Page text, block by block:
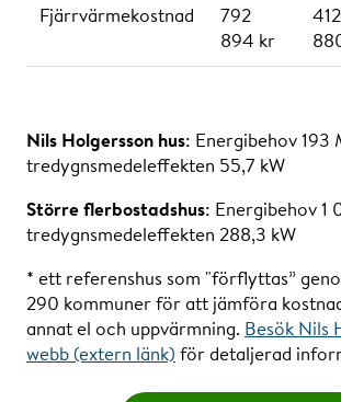
Fjärrvärmekostnad
792
894 kr
412
Nils Holgersson hus: Energibehov 193
tredygnsmedeleffekten 55,7 kW
Större flerbostadshus: Energibehov 1
tredygnsmedeleffekten 288,3 kW
* ett referenshus som "förflyttas”
290 kommuner för att jämföra
annat el och uppvärmning. Besök Nils
webb (extern länk) för detaljerad